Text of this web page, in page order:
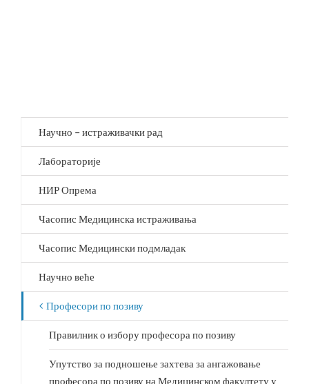
19.
у
архиву
и
центру
за
102)
Научно – истраживачки рад
Лабораторије
НИР Опрема
Часопис Медицинска истраживања
Часопис Медицински подмладак
Научно веће
Професори по позиву
Правилник о избору професора по позиву
Упутство за подношење захтева за ангажовање
професора по позиву на Медицинском факултету у